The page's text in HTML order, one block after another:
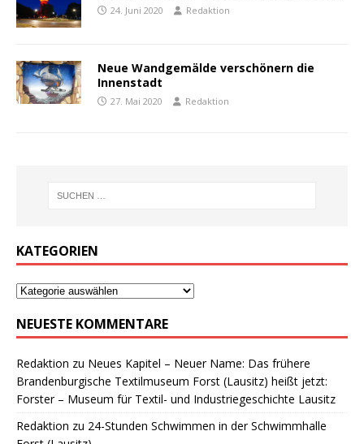
24. Juni 2020 Redaktion
Neue Wandgemälde verschönern die
Innenstadt
27. Mai 2020 Redaktion
KATEGORIEN
NEUESTE KOMMENTARE
Redaktion zu Neues Kapitel – Neuer Name: Das frühere
Brandenburgische Textilmuseum Forst (Lausitz) heißt jetzt:
Forster – Museum für Textil- und Industriegeschichte Lausitz
Redaktion zu 24-Stunden Schwimmen in der Schwimmhalle